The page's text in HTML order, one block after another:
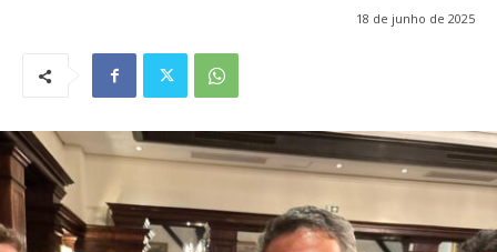
18 de junho de 2025